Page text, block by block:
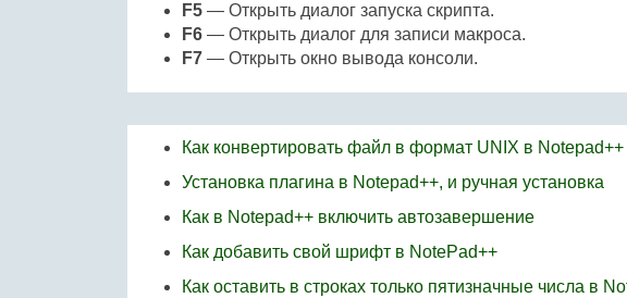
F5 — Открыть диалог запуска скрипта.
F6 — Открыть диалог для записи макроса.
F7 — Открыть окно вывода консоли.
Как конвертировать файл в формат UNIX в Notepad++
Установка плагина в Notepad++, и ручная установка
Как в Notepad++ включить автозавершение
Как добавить свой шрифт в NotePad++
Как оставить в строках только пятизначные числа в